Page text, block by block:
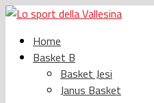
Home
Basket B
Basket Jesi
Janus Basket